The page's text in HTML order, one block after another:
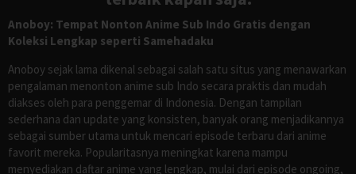
Anoboy: Tempat Nonton Anime Sub Indo Gratis dengan
Koleksi Lengkap seperti Samehadaku
Anoboy sejak lama dikenal sebagai salah satu situs yang menawarkan
pengalaman menonton anime sub Indo secara praktis dan mudah
diakses oleh para penggemar di Indonesia. Dengan tampilan
sederhana dan update yang konsisten, banyak orang menjadikannya
sebagai sumber utama untuk mencari episode terbaru dari anime
favorit mereka. Popularitasnya meningkat karena mampu
menyediakan daftar anime yang lengkap, mulai dari episode ongoing,